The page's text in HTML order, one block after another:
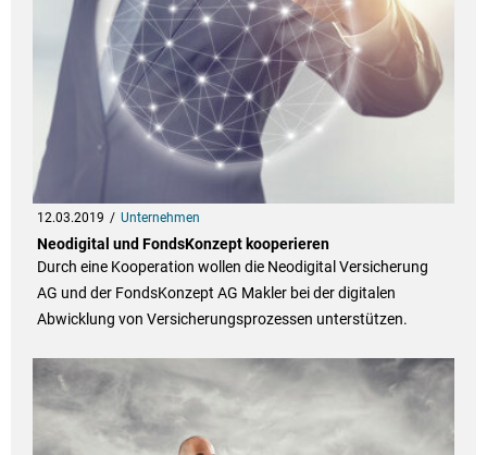
12.03.2019 Unternehmen
Neodigital und FondsKonzept kooperieren
Durch eine Kooperation wollen die Neodigital Versicherung
AG und der FondsKonzept AG Makler bei der digitalen
Abwicklung von Versicherungsprozessen unterstützen.